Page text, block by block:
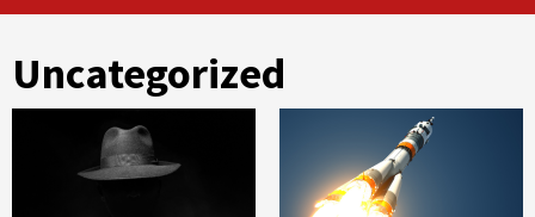
Uncategorized